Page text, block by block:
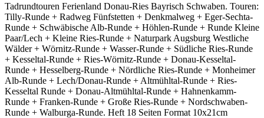
Tadrundtouren Ferienland Donau-Ries Bayrisch Schwaben. Touren:
Tilly-Runde + Radweg Fünfstetten + Denkmalweg + Eger-Sechta-
Runde + Schwäbische Alb-Runde + Höhlen-Runde + Runde Kleine
Paar/Lech + Kleine Ries-Runde + Naturpark Augsburg Westliche
Wälder + Wörnitz-Runde + Wasser-Runde + Südliche Ries-Runde
+ Kesseltal-Runde + Ries-Wörnitz-Runde + Donau-Kesseltal-
Runde + Hesselberg-Runde + Nördliche Ries-Runde + Monheimer
Alb-Runde + Lech/Donau-Runde + Altmühltal-Runde + Ries-
Kesseltal Runde + Donau-Altmühltal-Runde + Hahnenkamm-
Runde + Franken-Runde + Große Ries-Runde + Nordschwaben-
Runde + Walburga-Runde. Heft 18 Seiten Format 10x21cm